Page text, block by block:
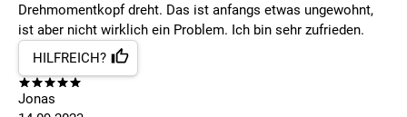
Drehmomentkopf dreht. Das ist anfangs etwas ungewohnt,
ist aber nicht wirklich ein Problem. Ich bin sehr zufrieden.
HILFREICH?
Jonas